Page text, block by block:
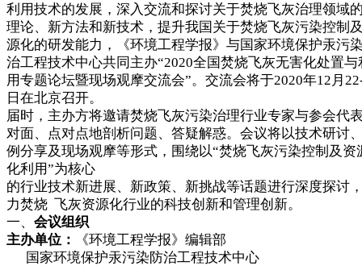
利用技术的发展，深入交流和探讨关于焚烧飞灰治理领域
理论、新方法和新技术，提升我国关于焚烧飞灰污染控制
源化的研发能力，《环境工程学报》与国家环境保护汞污
治工程技术中心共同主办“2020全国焚烧飞灰无害化处置与
用专题论坛暨现场观摩交流会”。交流会将于2020年12月
日在北京召开。
届时，主办方将邀请焚烧飞灰污染治理行业专家与参会代
对面、点对点地剖析问题、答疑解惑。会议将以技术研讨
例分享及现场观摩等形式，围绕以“焚烧飞灰污染控制及资
化利用”为核心
的行业技术新进展、新政策、新挑战等话题进行深度探讨
力焚烧 飞灰资源化行业的科技创新和管理创新。
一、 会议组织
主办单位：
《环境工程学报》编辑部
国家环境保护汞污染防治工程技术中心